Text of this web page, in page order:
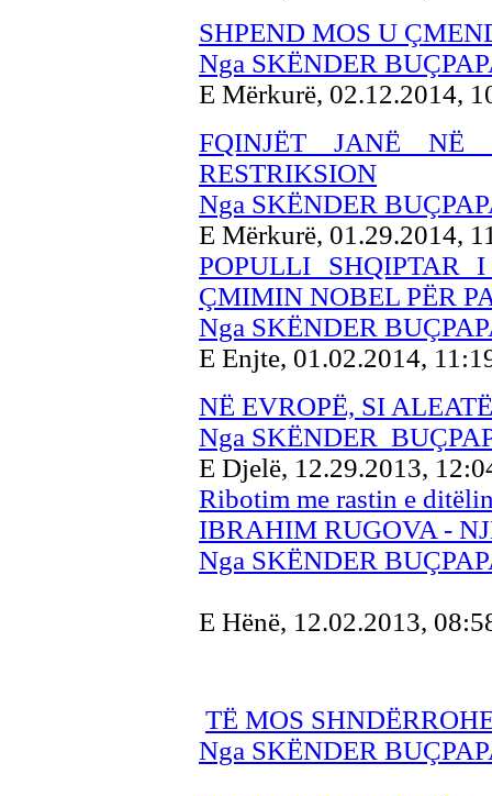
SHPEND MOS U
Nga SKËNDER
E Mërkurë, 02.12.2014,
FQINJËT JANË NË
RESTRIKSION
Nga SKËNDER
E Mërkurë, 01.29.2014,
POPULLI SHQIPTAR
ÇMIMIN NOBEL PËR
Nga SKËNDER
E Enjte, 01.02.2014,
NË EVROPË, SI
Nga SKËNDER
E Djelë, 12.29.2013,
Ribotim me rastin e
IBRAHIM RUGOVA -
Nga SKËNDER
E Hënë, 12.02.2013,
TË MOS
Nga SKËNDER